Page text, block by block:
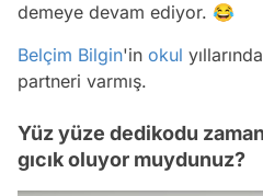
demeye devam ediyor. 😂
Belçim Bilgin'in okul
partneri varmış.
Yüz yüze dedikodu
gıcık oluyor muydunuz?